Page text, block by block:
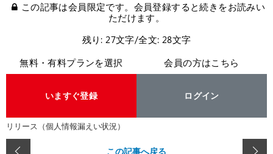
この記事は会員限定です。会員登録すると続きをお読みい
ただけます。
残り: 27文字/全文: 28文字
無料・有料プランを選択
いますぐ登録
会員の方はこちら
ログイン
リリース（個人情報漏えい状況）
この記事へ戻る